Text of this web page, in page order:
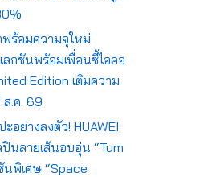
พร้อมความจุใหม่
ลกชันพร้อมเพื่อนซี้ไอคอ
Edition เติมความ
ส.ค. 69
อย่างลงตัว! HUAWEI
นลายเส้นอบอุ่น “Tum
นพิเศษ “Space